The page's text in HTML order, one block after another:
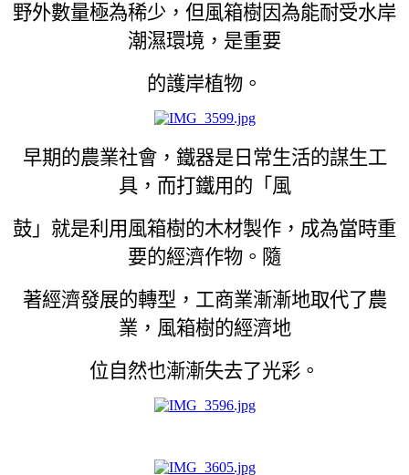
野外數量極為稀少，但風箱樹因為能耐受水岸
潮濕環境，是重要
的護岸植物。
早期的農業社會，鐵器是日常生活的謀生工
具，而打鐵用的「風
鼓」就是利用風箱樹的木材製作，成為當時重
要的經濟作物。隨
著經濟發展的轉型，工商業漸漸地取代了農
業，風箱樹的經濟地
位自然也漸漸失去了光彩。